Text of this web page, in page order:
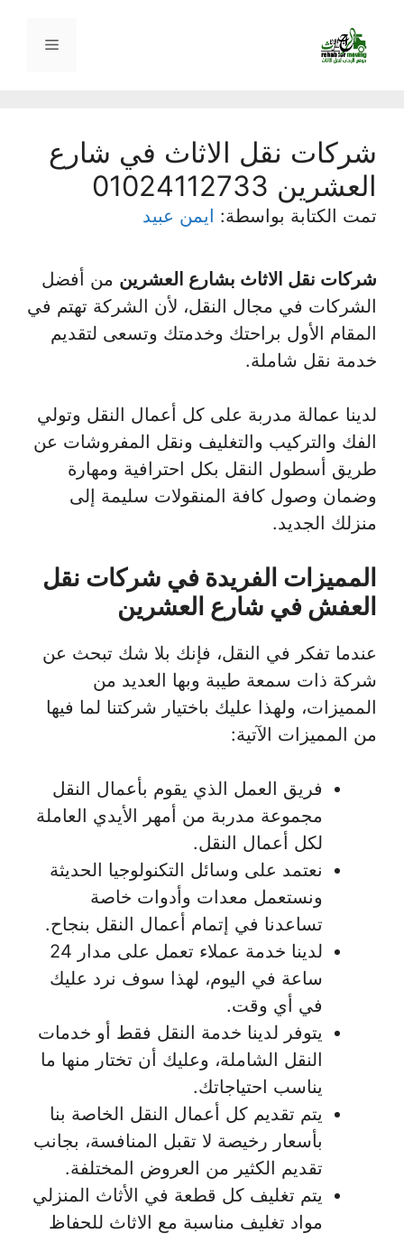
المحتوى
القائمة
شركات نقل الاثاث في شارع
العشرين 01024112733
تمت الكتابة بواسطة: ايمن عبيد
شركات نقل الاثاث بشارع العشرين من أفضل
الشركات في مجال النقل، لأن الشركة تهتم في
المقام الأول براحتك وخدمتك وتسعى لتقديم
خدمة نقل شاملة.
لدينا عمالة مدربة على كل أعمال النقل وتولي
الفك والتركيب والتغليف ونقل المفروشات عن
طريق أسطول النقل بكل احترافية ومهارة
وضمان وصول كافة المنقولات سليمة إلى
منزلك الجديد.
المميزات الفريدة في شركات نقل
العفش في شارع العشرين
عندما تفكر في النقل، فإنك بلا شك تبحث عن
شركة ذات سمعة طيبة وبها العديد من
المميزات، ولهذا عليك باختيار شركتنا لما فيها
من المميزات الآتية:
فريق العمل الذي يقوم بأعمال النقل
مجموعة مدربة من أمهر الأيدي العاملة
لكل أعمال النقل.
نعتمد على وسائل التكنولوجيا الحديثة
ونستعمل معدات وأدوات خاصة
تساعدنا في إتمام أعمال النقل بنجاح.
لدينا خدمة عملاء تعمل على مدار 24
ساعة في اليوم، لهذا سوف نرد عليك
في أي وقت.
يتوفر لدينا خدمة النقل فقط أو خدمات
النقل الشاملة، وعليك أن تختار منها ما
يناسب احتياجاتك.
يتم تقديم كل أعمال النقل الخاصة بنا
بأسعار رخيصة لا تقبل المنافسة، بجانب
تقديم الكثير من العروض المختلفة.
يتم تغليف كل قطعة في الأثاث المنزلي
مواد تغليف مناسبة مع الاثاث للحفاظ